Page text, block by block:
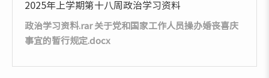
2025年上学期第十八周政治学习资料
政治学习资料.rar 关于党和国家工作人员操办婚丧喜庆
事宜的暂行规定.docx